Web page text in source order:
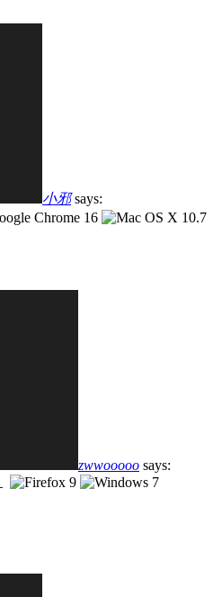
小邪 says:
zwwooooo says: